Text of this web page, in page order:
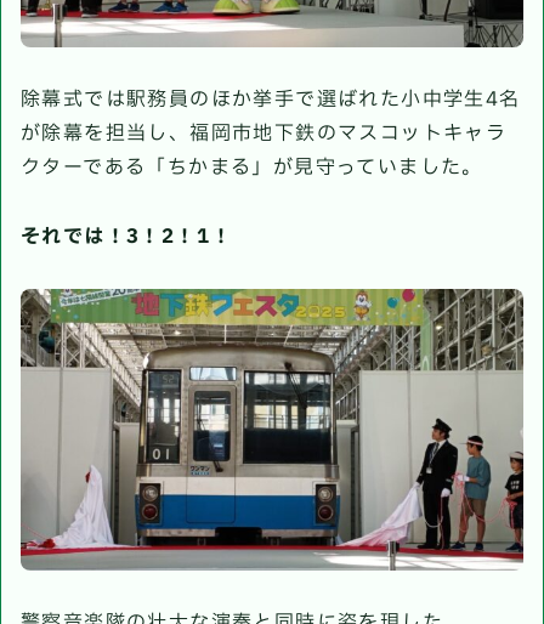
除幕式では駅務員のほか挙手で選ばれた小中学生4名
が除幕を担当し、福岡市地下鉄のマスコットキャラ
クターである「ちかまる」が見守っていました。
それでは！3！2！1！